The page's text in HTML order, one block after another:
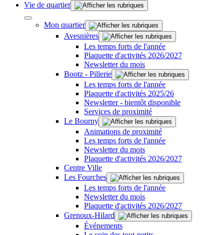
Vie de quartier
Mon quartier
Avesnières
Les temps forts de l'année
Plaquette d'activités 2026/2027
Newsletter du mois
Bootz - Pillerie
Les temps forts de l'année
Plaquette d'activités 2025/26
Newsletter - bientôt disponible
Services de proximité
Le Bourny
Animations de proximité
Les temps forts de l'année
Newsletter du mois
Plaquette d'activités 2026/2027
Centre Ville
Les Fourches
Les temps forts de l'année
Newsletter du mois
Plaquette d'activités 2026/2027
Grenoux-Hilard
Événements